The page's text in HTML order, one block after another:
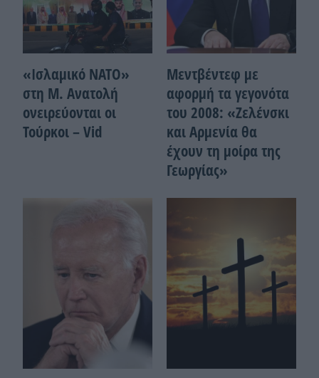
«Ισλαμικό ΝΑΤΟ»
στη Μ. Ανατολή
ονειρεύονται οι
Τούρκοι – Vid
Μεντβέντεφ με
αφορμή τα γεγονότα
του 2008: «Ζελένσκι
και Αρμενία θα
έχουν τη μοίρα της
Γεωργίας»